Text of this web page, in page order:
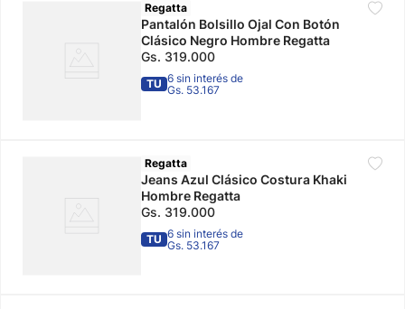
Regatta
Pantalón Bolsillo Ojal Con Botón
Clásico Negro Hombre Regatta
Gs. 319.000
TU 6 sin interés de
Gs. 53.167
Regatta
Jeans Azul Clásico Costura Khaki
Hombre Regatta
Gs. 319.000
TU 6 sin interés de
Gs. 53.167